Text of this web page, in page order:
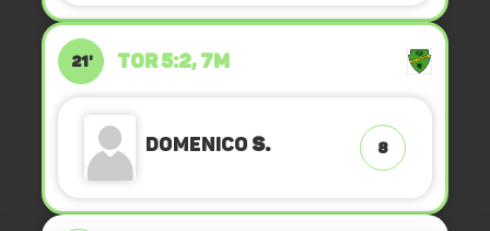
21' TOR 5:2, 7M
DomenicoS. 8